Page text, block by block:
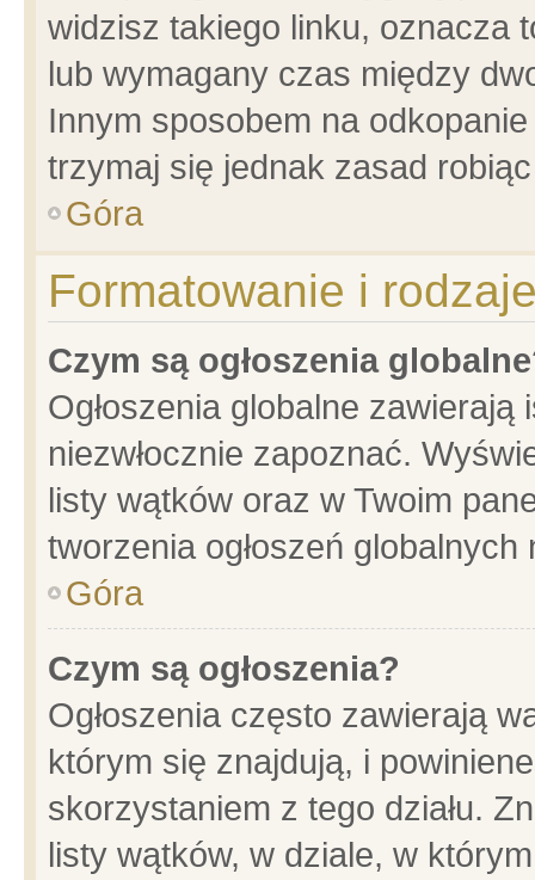
widzisz takiego linku, oznacza
lub wymagany czas między
Innym sposobem na
trzymaj się jednak zasad
Góra
Formatowanie i
Czym są ogłoszenia
Ogłoszenia globalne
niezwłocznie zapoznać.
listy wątków oraz w Twoim
tworzenia ogłoszeń
Góra
Czym są ogłoszenia?
Ogłoszenia często zawierają
którym się znajdują, i
skorzystaniem z tego działu.
listy wątków, w dziale, w